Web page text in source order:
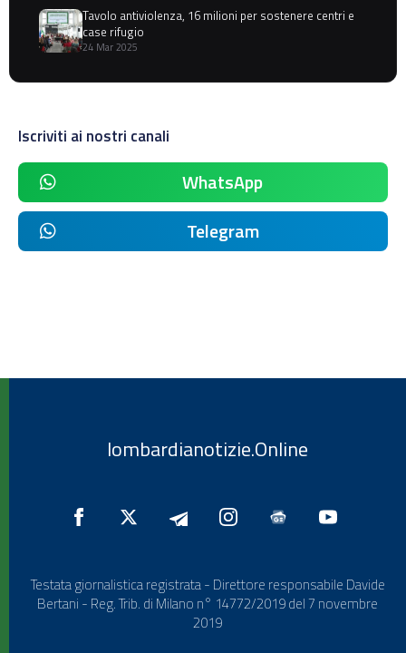
Tavolo antiviolenza, 16 milioni per sostenere centri e
case rifugio
24 Mar 2025
Iscriviti ai nostri canali
WhatsApp
Telegram
lombardianotizie.Online
Testata giornalistica registrata - Direttore responsabile Davide
Bertani - Reg. Trib. di Milano n° 14772/2019 del 7 novembre
2019